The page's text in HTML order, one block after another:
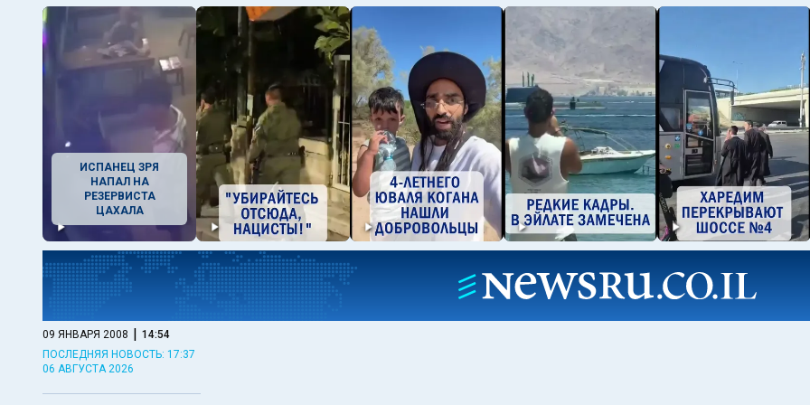
ИСПАНЕЦ ЗРЯ
НАПАЛ НА
РЕЗЕРВИСТА
ЦАХАЛА
09 ЯНВАРЯ 2008 | 14:54
ПОСЛЕДНЯЯ НОВОСТЬ: 17:37
06 АВГУСТА 2026